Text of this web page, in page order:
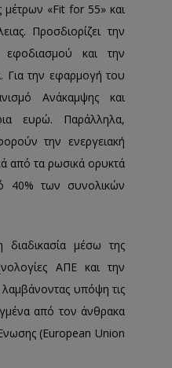
μέτρων «Fit for 55» και
Προσδιορίζει την
εφοδιασμού και την
Για την εφαρμογή του
Ανάκαμψης και
ευρώ. Παράλληλα,
την ενεργειακή
από τα ρωσικά ορυκτά
40% των συνολικών
διαδικασία μέσω της
ΑΠΕ και την
υπόψη τις
από τον άνθρακα
(European Union